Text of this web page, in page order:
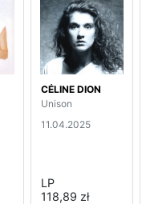
CÉLINE DION
Unison
11.04.2025
LP
118,89 zł